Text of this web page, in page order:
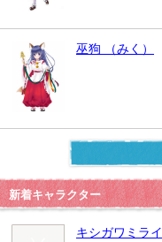
巫狗 （みく）
新着キャラクター
キシガワミライ